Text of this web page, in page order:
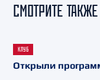
СМОТРИТЕ ТАКЖЕ
КЛУБ
Открыли